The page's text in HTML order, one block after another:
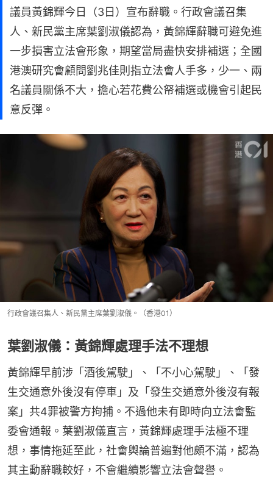
議員黃錦輝今日（3日）宣布辭職。行政會議召集
人、新民黨主席葉劉淑儀認為，黃錦輝辭職可避免進
一步損害立法會形象，期望當局盡快安排補選；全國
港澳研究會顧問劉兆佳則指立法會人手多，少一、兩
名議員關係不大，擔心若花費公帑補選或機會引起民
意反彈。
行政會議召集人、新民黨主席葉劉淑儀。（香港01）
葉劉淑儀：黃錦輝處理手法不理想
黃錦輝早前涉「酒後駕駛」、「不小心駕駛」、「發
生交通意外後沒有停車」及「發生交通意外後沒有報
案」共4罪被警方拘捕。不過他未有即時向立法會監
委會通報。葉劉淑儀直言，黃錦輝處理手法極不理
想，事情拖延至此，社會輿論普遍對他頗不滿，認為
其主動辭職較好，不會繼續影響立法會聲譽。